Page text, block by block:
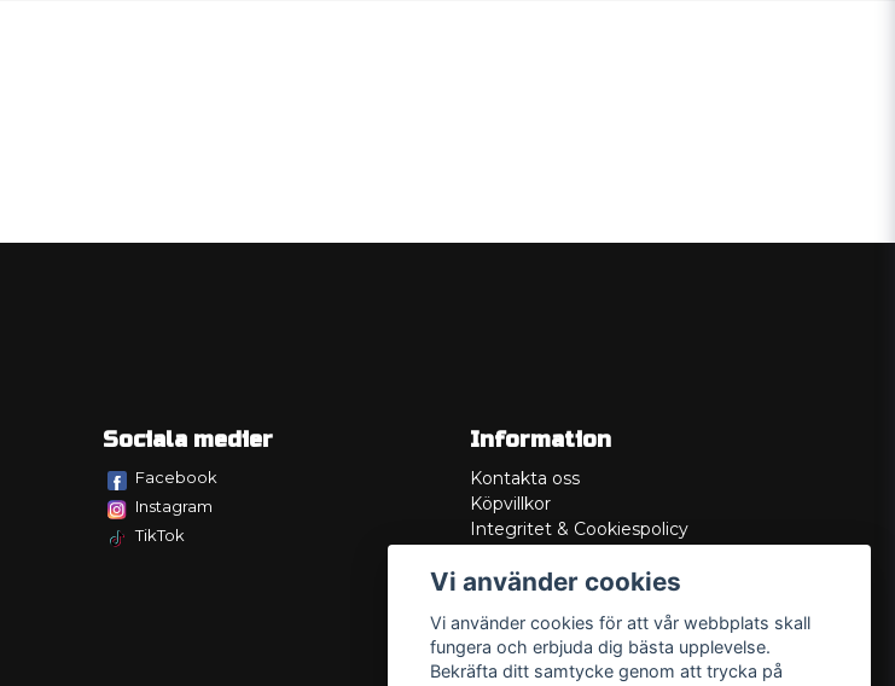
Sociala medier
Facebook
Instagram
TikTok
Information
Kontakta oss
Köpvillkor
Integritet & Cookiespolicy
Service/Garanti
Lådritning
Om oss
Vi använder cookies
Vi använder cookies för att vår webbplats skall
fungera och erbjuda dig bästa upplevelse.
Bekräfta ditt samtycke genom att trycka på